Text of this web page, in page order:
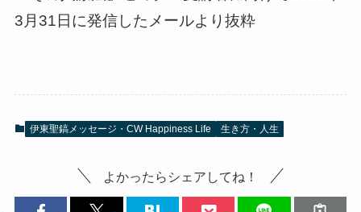
3月31日に発信したメールより抜粋
伊東聖鎬メッセージ・CW Happiness Life 生き方・人生
よかったらシェアしてね！